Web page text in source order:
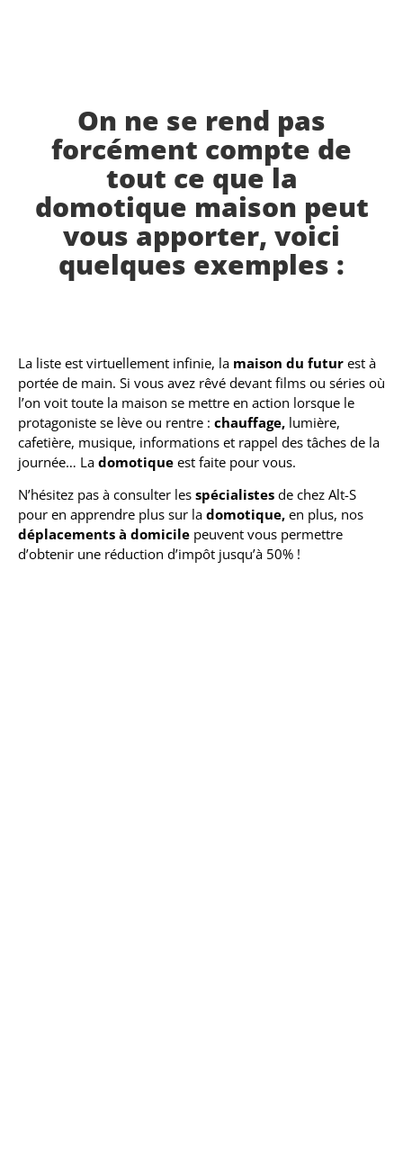
On ne se rend pas
forcément compte de
tout ce que la
domotique maison peut
vous apporter, voici
quelques exemples :
La liste est virtuellement infinie, la maison du futur est à
portée de main. Si vous avez rêvé devant films ou séries où
l’on voit toute la maison se mettre en action lorsque le
protagoniste se lève ou rentre : chauffage, lumière,
cafetière, musique, informations et rappel des tâches de la
journée… La domotique est faite pour vous.
N’hésitez pas à consulter les spécialistes de chez Alt-S
pour en apprendre plus sur la domotique, en plus, nos
déplacements à domicile peuvent vous permettre
d’obtenir une réduction d’impôt jusqu’à 50% !